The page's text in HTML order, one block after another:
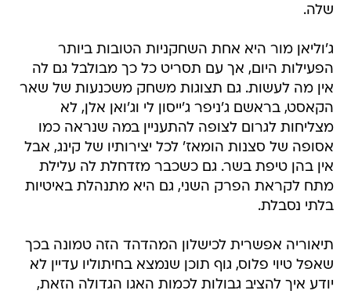
שלה.
ג'וליאן מור היא אחת השחקניות הטובות ביותר
הפעילות היום, אך עם תסריט כל כך מבולבל גם לה
אין מה לעשות. גם תצוגות משחק משכנעות של שאר
הקאסט, בראשם ג'ניפר ג'ייסון לי וג'ואן אלן, לא
מצליחות לגרום לצופה להתעניין במה שנראה כמו
אסופה של סצנות הומאז' לכל יצירותיו של קינג, אבל
אין בהן טיפת בשר. גם כשכבר מזדחלת לה עלילת
מתח לקראת הפרק השני, גם היא מתנהלת באיטיות
בלתי נסבלת.
תיאוריה אפשרית לכישלון המהדהד הזה טמונה בכך
שאפל טיוי פלוס, גוף תוכן שנמצא בחיתוליו עדיין לא
יודע איך להציב גבולות לכמות האגו הגדולה הזאת,